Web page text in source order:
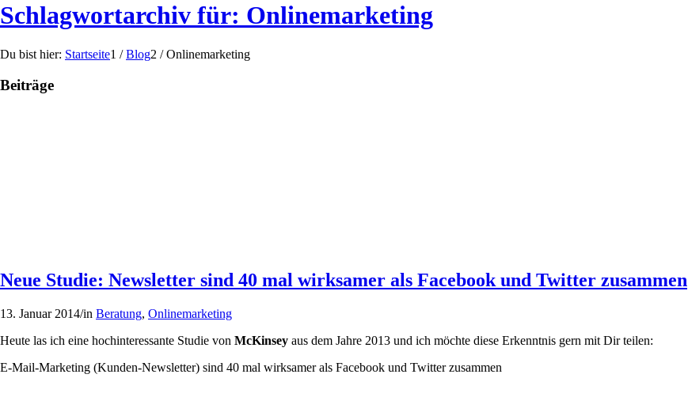
Schlagwortarchiv für: Onlinemarketing
Du bist hier: Startseite1 / Blog2 / Onlinemarketing
Beiträge
Neue Studie: Newsletter sind 40 mal wirksamer als Facebook und Twitter zusammen
13. Januar 2014/in Beratung, Onlinemarketing
Heute las ich eine hochinteressante Studie von McKinsey aus dem Jahre 2013 und ich möchte diese Erkenntnis gern mit Dir teilen:
E-Mail-Marketing (Kunden-Newsletter) sind 40 mal wirksamer als Facebook und Twitter zusammen